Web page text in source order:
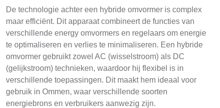
De technologie achter een hybride omvormer is complex
maar efficiënt. Dit apparaat combineert de functies van
verschillende energy omvormers en regelaars om energie
te optimaliseren en verlies te minimaliseren. Een hybride
omvormer gebruikt zowel AC (wisselstroom) als DC
(gelijkstroom) technieken, waardoor hij flexibel is in
verschillende toepassingen. Dit maakt hem ideaal voor
gebruik in Ommen, waar verschillende soorten
energiebrons en verbruikers aanwezig zijn.